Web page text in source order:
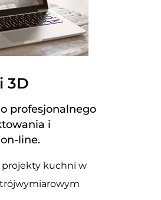
3D
profesjonalnego
i
line.
projekty kuchni w